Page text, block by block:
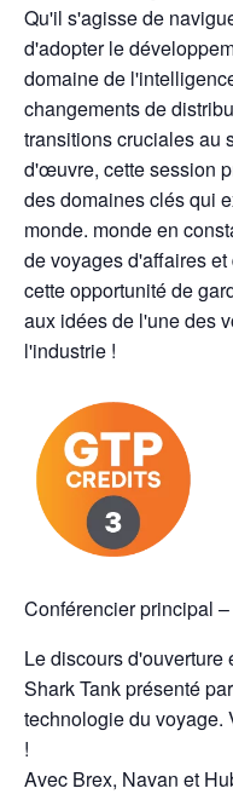
Qu'il s'agisse de
d'adopter le
domaine de
changements de
transitions cruciales au
d'œuvre, cette session
des domaines clés qui
monde. monde en
de voyages d'affaires
cette opportunité de
aux idées de l'une des
l'industrie !
Conférencier principal
Le discours
Shark Tank présenté
technologie du voyage.
!
Avec Brex, Navan et